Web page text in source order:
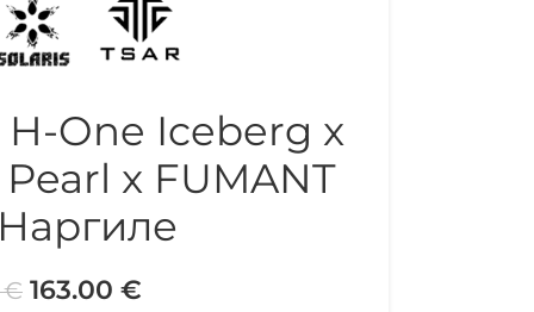
H-One Iceberg x
x FUMANT
€ 163.00 €